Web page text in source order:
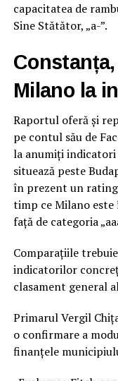
capacitatea de
Sine Stătător, „a-”.
Milano la
Raportul oferă și
pe contul său de
la anumiți
situează peste
în prezent un rating
timp ce Milano este
față de categoria
Comparațiile
indicatorilor
clasament general
Primarul Vergil
o confirmare a
finanțele